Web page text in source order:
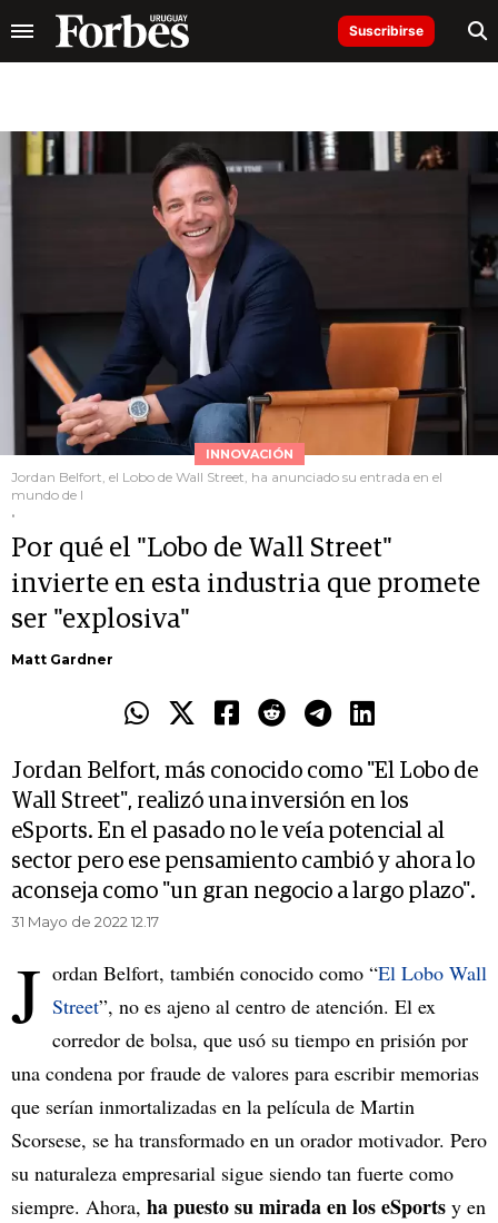
Suscribirse
INNOVACIÓN
Jordan Belfort, el Lobo de Wall Street, ha anunciado su entrada en el
mundo de l
.
Por qué el "Lobo de Wall Street"
invierte en esta industria que promete
ser "explosiva"
Matt Gardner
Jordan Belfort, más conocido como "El Lobo de
Wall Street", realizó una inversión en los
eSports. En el pasado no le veía potencial al
sector pero ese pensamiento cambió y ahora lo
aconseja como "un gran negocio a largo plazo".
31 Mayo de 2022 12.17
J ordan Belfort, también conocido como “El Lobo Wall
Street”, no es ajeno al centro de atención. El ex
corredor de bolsa, que usó su tiempo en prisión por
una condena por fraude de valores para escribir memorias
que serían inmortalizadas en la película de Martin
Scorsese, se ha transformado en un orador motivador. Pero
su naturaleza empresarial sigue siendo tan fuerte como
siempre. Ahora, ha puesto su mirada en los eSports y en